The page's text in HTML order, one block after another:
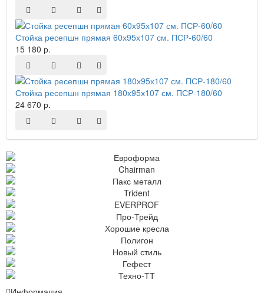
Стойка ресепшн прямая 60х95х107 см. ПСР-60/60
15 180 р.
Стойка ресепшн прямая 180х95х107 см. ПСР-180/60
24 670 р.